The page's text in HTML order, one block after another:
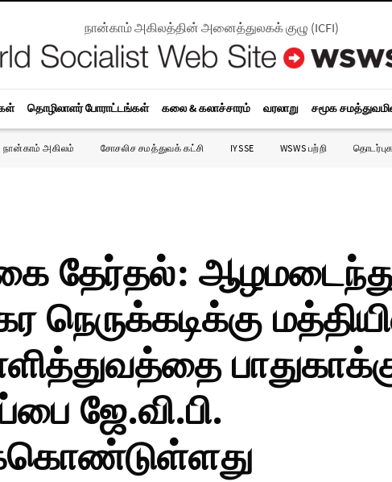
நான்காம் அகிலத்தின் அனைத்துலகக் குழு (ICFI)
தொழிலாளர் போராட்டங்கள் கலை & கலாச்சாரம் வரலாறு சமூக
நான்காம் அகிலம் சோசலிச சமத்துவக் கட்சி IYSSE WSWS பற்றி
தேர்தல்:
நெருக்கடிக்கு
ஜே.வி.பி.